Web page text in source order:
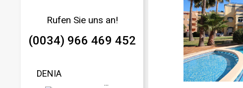
Rufen Sie uns an!
(0034) 966 469 452
DENIA
...